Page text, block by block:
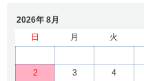
2026年 8月
日
月 火
2
3 4